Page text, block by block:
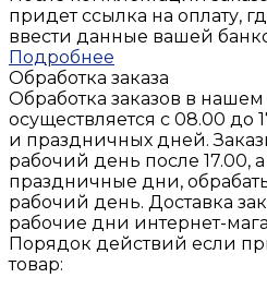
придет ссылка на оплату,
ввести данные вашей
Подробнее
Обработка заказа
Обработка заказов в
осуществляется с 08.00 до
и праздничных дней.
рабочий день после 17.00,
праздничные дни,
рабочий день. Доставка
рабочие дни интернет-
Порядок действий если
товар: